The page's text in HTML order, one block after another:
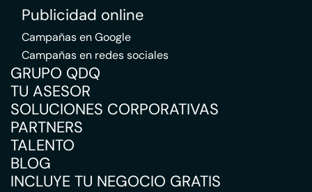
Publicidad online
Campañas en Google
Campañas en redes sociales
GRUPO QDQ
TU ASESOR
SOLUCIONES CORPORATIVAS
PARTNERS
TALENTO
BLOG
INCLUYE TU NEGOCIO GRATIS